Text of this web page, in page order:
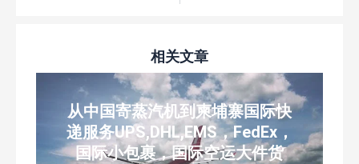
相关文章
从中国寄蒸汽机到柬埔寨国际快
递服务UPS,DHL,EMS，FedEx，
国际小包裹，国际空运大件货